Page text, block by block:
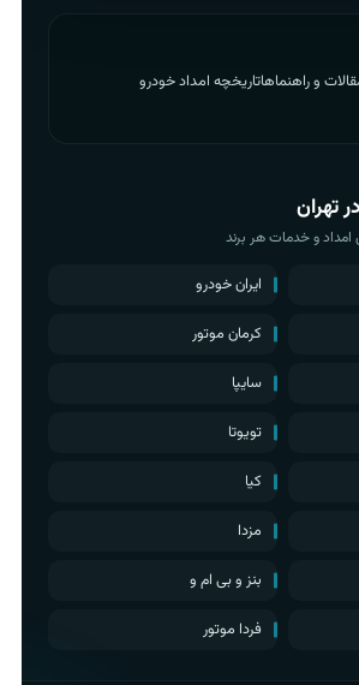
و راهنماهاتاریخچه امداد خودرو
تهران
و خدمات هر برند
ایران خودرو
کرمان موتور
سایپا
تویوتا
کیا
مزدا
بنز و بی ام و
فردا موتور